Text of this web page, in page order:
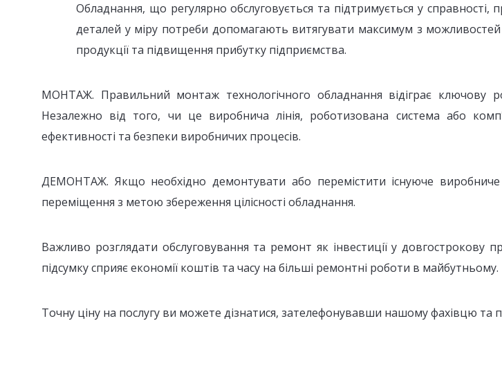
Обладнання, що регулярно обслуговується та підтримується у
деталей у міру потреби допомагають витягувати максимум з
продукції та підвищення прибутку підприємства.
МОНТАЖ. Правильний монтаж технологічного обладнання відіграє ключову
Незалежно від того, чи це виробнича лінія, роботизована система або
ефективності та безпеки виробничих процесів.
ДЕМОНТАЖ. Якщо необхідно демонтувати або перемістити існуюче
переміщення з метою збереження цілісності обладнання.
Важливо розглядати обслуговування та ремонт як інвестиції у
підсумку сприяє економії коштів та часу на більші ремонтні роботи в майбутньому.
Точну ціну на послугу ви можете дізнатися, зателефонувавши нашому фахівцю та